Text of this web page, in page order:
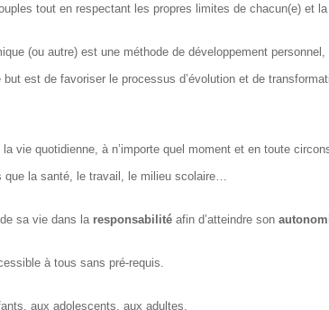
tout en respectant les propres limites de chacun(e) et la
(ou autre) est une méthode de développement
but est de favoriser le processus d’évolution et de
vie quotidienne, à n’importe quel moment et en toute
que la santé, le travail, le milieu scolaire…
de sa vie dans la responsabilité afin d’atteindre son
à tous sans pré-requis.
aux adolescents, aux adultes.